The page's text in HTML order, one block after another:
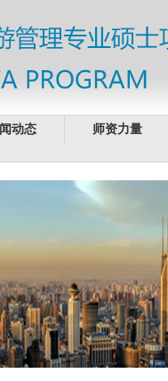
动态 师资力量